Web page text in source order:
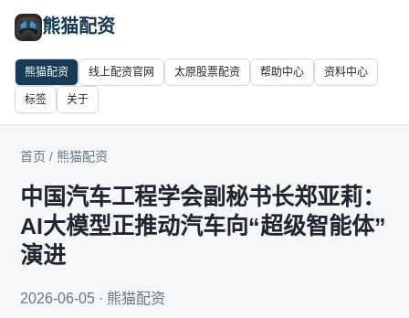
熊猫配资
熊猫配资 线上配资官网 太原股票配资 帮助中心 资料中心
标签 关于
首页 / 熊猫配资
中国汽车工程学会副秘书长郑亚莉：
AI大模型正推动汽车向“超级智能体”
演进
2026-06-05 · 熊猫配资